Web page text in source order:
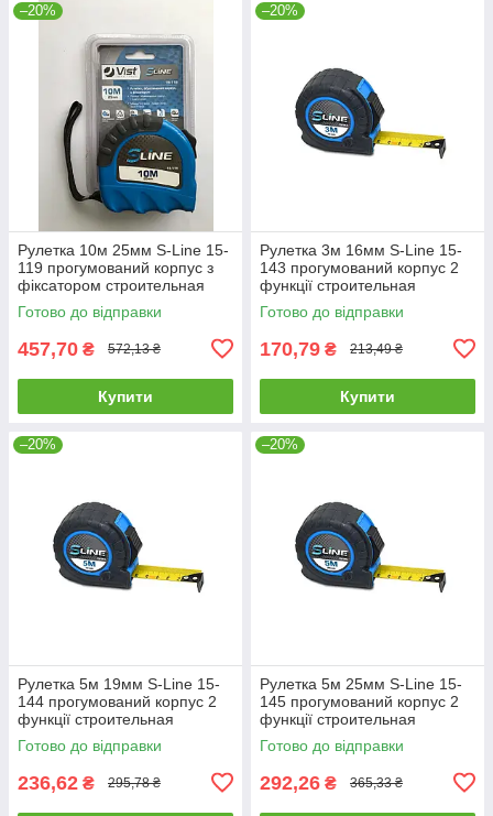
–20%
Рулетка 10м 25мм S-Line 15-
119 прогумований корпус з
фіксатором строительная
будівельна
Готово до відправки
457,70 ₴ 572,13 ₴
Купити
–20%
Рулетка 3м 16мм S-Line 15-
143 прогумований корпус 2
функції строительная
будівельна
Готово до відправки
170,79 ₴ 213,49 ₴
Купити
–20%
Рулетка 5м 19мм S-Line 15-
144 прогумований корпус 2
функції строительная
будівельна
Готово до відправки
236,62 ₴ 295,78 ₴
–20%
Рулетка 5м 25мм S-Line 15-
145 прогумований корпус 2
функції строительная
будівельна
Готово до відправки
292,26 ₴ 365,33 ₴